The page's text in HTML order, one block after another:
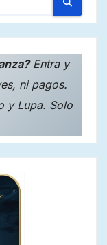
Entra y
ni pagos.
y Lupa. Solo